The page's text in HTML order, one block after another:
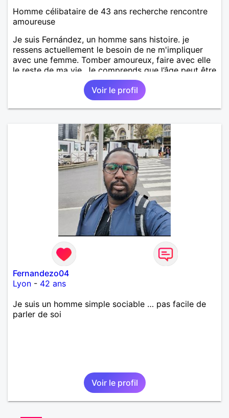
Homme célibataire de 43 ans recherche rencontre
amoureuse
Je suis Fernández, un homme sans histoire. je
ressens actuellement le besoin de ne m'impliquer
avec une femme. Tomber amoureux, faire avec elle
le reste de ma vie. Je comprends que l’âge peut être
important, mais ce qui compte, c'est de trouver une
personne mature et compréhensive. Je ne recherche
pas un jeune fille, mais je voudrais rencontrer un
femme qui partage mes valeurs et est prêt à
Voir le profil
Fernandezo04
Lyon - 42 ans
Je suis un homme simple sociable … pas facile de
parler de soi
Voir le profil